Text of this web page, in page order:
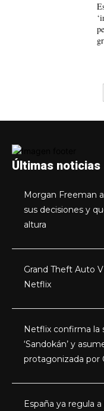
Últimas noticias
Morgan Freeman
sus decisiones y
altura
Grand Theft Auto
Netflix
Netflix confirma la
‘Sandokán’ y
protagonizada por
España ya regula